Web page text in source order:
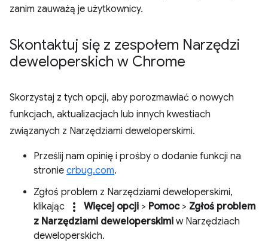
zanim zauważą je użytkownicy.
Skontaktuj się z zespołem Narzędzi
deweloperskich w Chrome
Skorzystaj z tych opcji, aby porozmawiać o nowych
funkcjach, aktualizacjach lub innych kwestiach
związanych z Narzędziami deweloperskimi.
Prześlij nam opinię i prośby o dodanie funkcji na
stronie crbug.com.
Zgłoś problem z Narzędziami deweloperskimi,
klikając
more_vert Więcej opcji > Pomoc> Zgłoś problem
z Narzędziami deweloperskimi w Narzędziach
deweloperskich.